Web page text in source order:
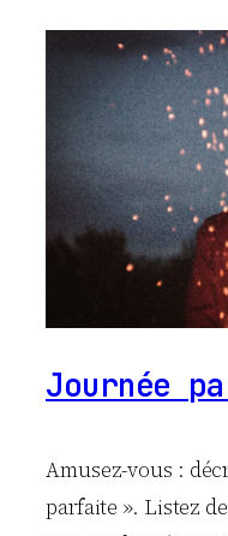
Journée
Amusez-vous :
parfaite ». Listez